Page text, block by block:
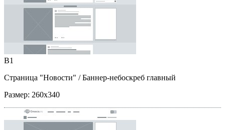
B1
Страница "Новости" / Баннер-небоскреб главный
Размер: 260x340